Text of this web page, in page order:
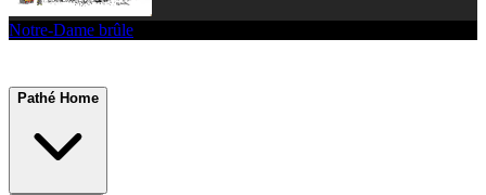
Notre-Dame brûle
Pathé Home